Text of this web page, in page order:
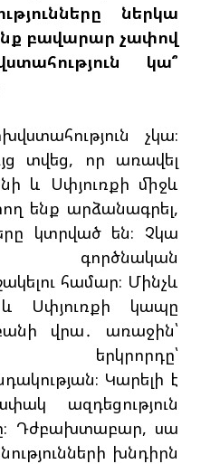
ներկա
բավարար չափով
կա՞
չկա։
տվեց, որ առավել
և Սփյուռքի միջև
ենք արձանագրել,
կտրված են։ Չկա
համար։ Մինչև
Սփյուռքի կապը
վրա․ առաջին՝
երկրորդը՝
Կարելի է
ազդեցություն
Դժբախտաբար, սա
խնդիրն